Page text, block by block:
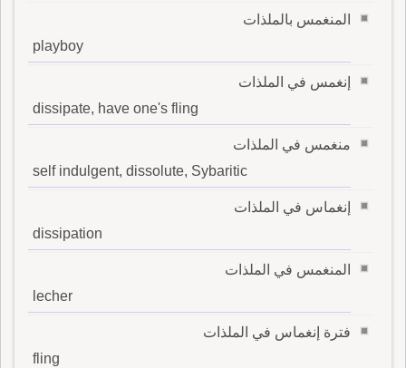
المنغمس بالملذات
playboy
إنغمس في الملذات
dissipate, have one's fling
منغمس في الملذات
self indulgent, dissolute, Sybaritic
إنغماس في الملذات
dissipation
المنغمس في الملذات
lecher
فترة إنغماس في الملذات
fling